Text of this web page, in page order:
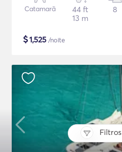
Filtros
Catamarã
44 ft
13 m
8
$1,525 /noite